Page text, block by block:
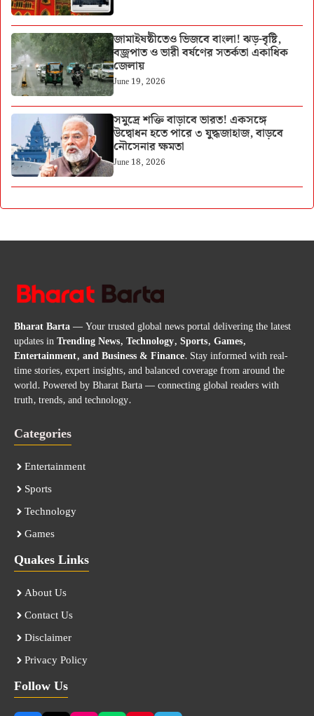
জামাইষষ্ঠীতেও ভিজবে বাংলা! ঝড়-বৃষ্টি,
বজ্রপাত ও ভারী বর্ষণের সতর্কতা একাধিক
জেলায়
June 19, 2026
সমুদ্রে শক্তি বাড়াবে ভারত! একসঙ্গে
উদ্বোধন হতে পারে ৩ যুদ্ধজাহাজ, বাড়বে
নৌসেনার ক্ষমতা
June 18, 2026
Bharat Barta— Your trusted global news portal delivering the latest
updates inTrending News, Technology, Sports, Games,
Entertainment, and Business & Finance. Stay informed with real-
time stories, expert insights, and balanced coverage from around the
world. Powered by Bharat Barta — connecting global readers with
truth, trends, and technology.
Categories
Entertainment
Sports
Technology
Games
Quakes Links
About Us
Contact Us
Disclaimer
Privacy Policy
Follow Us